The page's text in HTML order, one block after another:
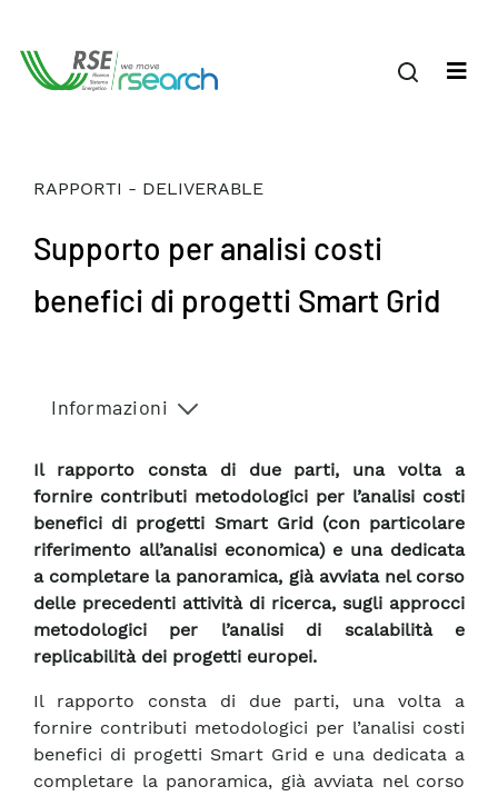
RAPPORTI - DELIVERABLE
Supporto per analisi costi
benefici di progetti Smart Grid
Informazioni
Il rapporto consta di due parti, una volta a
fornire contributi metodologici per l’analisi costi
benefici di progetti Smart Grid (con particolare
riferimento all’analisi economica) e una dedicata
a completare la panoramica, già avviata nel corso
delle precedenti attività di ricerca, sugli approcci
metodologici per l’analisi di scalabilità e
replicabilità dei progetti europei.
Il rapporto consta di due parti, una volta a
fornire contributi metodologici per l’analisi costi
benefici di progetti Smart Grid e una dedicata a
completare la panoramica, già avviata nel corso